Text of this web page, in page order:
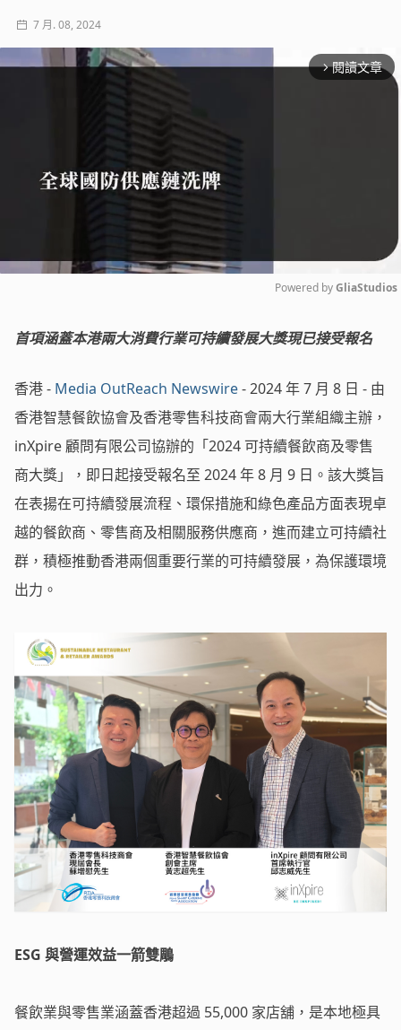
7 月. 08, 2024
arrow_forward_ios 閱讀文章
Powered by GliaStudios
首項涵蓋本港兩大消費行業可持續發展大獎現已接受報名
香港 - Media OutReach Newswire- 2024 年 7 月 8 日 - 由
香港智慧餐飲協會及香港零售科技商會兩大行業組織主辦，
inXpire 顧問有限公司協辦的「2024 可持續餐飲商及零售
商大獎」，即日起接受報名至 2024 年 8 月 9 日。該大獎旨
在表揚在可持續發展流程、環保措施和綠色產品方面表現卓
越的餐飲商、零售商及相關服務供應商，進而建立可持續社
群，積極推動香港兩個重要行業的可持續發展，為保護環境
出力。
ESG 與營運效益一箭雙鵰
餐飲業與零售業涵蓋香港超過 55,000 家店舖，是本地極具